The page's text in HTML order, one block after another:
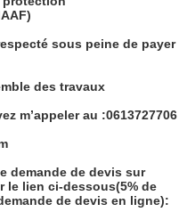
sous peine de payer
des travaux
m’appeler au :0613727706
demande de devis sur
le lien ci-dessous(5% de
de devis en ligne):